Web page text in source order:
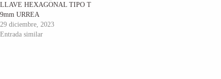
LLAVE HEXAGONAL TIPO T
9mm URREA
29 diciembre, 2023
Entrada similar